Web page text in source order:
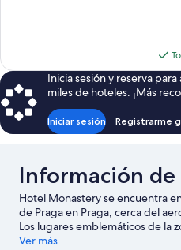
Inicia sesión y reserva
miles de hoteles. ¡Más
Iniciar sesión Registrarme
Información de
Hotel Monastery se encuentra
de Praga en Praga, cerca del
Los lugares emblemáticos de la
Reloj astronómico de Praga, y
Ver más